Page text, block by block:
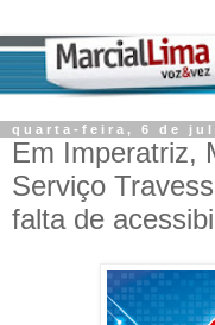
quarta-feira, 6 de
Em Imperatriz,
Serviço
falta de